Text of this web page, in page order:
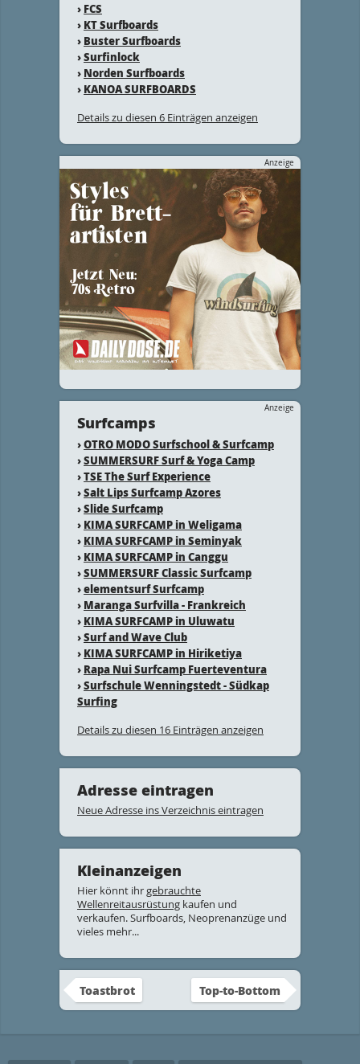
› FCS
› KT Surfboards
› Buster Surfboards
›Surfinlock
› Norden Surfboards
› KANOA SURFBOARDS
Details zu diesen 6 Einträgen anzeigen
Anzeige
Anzeige
Surfcamps
›OTRO MODO Surfschool & Surfcamp
›SUMMERSURF Surf & Yoga Camp
›TSE The Surf Experience
›Salt Lips Surfcamp Azores
›Slide Surfcamp
› KIMA SURFCAMP in Weligama
› KIMA SURFCAMP in Seminyak
› KIMA SURFCAMP in Canggu
›SUMMERSURF Classic Surfcamp
›elementsurf Surfcamp
› Maranga Surfvilla - Frankreich
› KIMA SURFCAMP in Uluwatu
›Surf and Wave Club
› KIMA SURFCAMP in Hiriketiya
› Rapa Nui Surfcamp Fuerteventura
›Surfschule Wenningstedt - Südkap
Surfing
Details zu diesen 16 Einträgen anzeigen
Adresse eintragen
Neue Adresse ins Verzeichnis eintragen
Kleinanzeigen
Hier könnt ihrgebrauchte
Wellenreitausrüstung kaufen und
verkaufen. Surfboards, Neoprenanzüge und
vieles mehr...
Toastbrot Top-to-Bottom